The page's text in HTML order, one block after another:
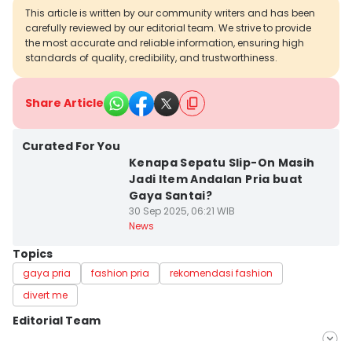
This article is written by our community writers and has been
carefully reviewed by our editorial team. We strive to provide
the most accurate and reliable information, ensuring high
standards of quality, credibility, and trustworthiness.
Share Article
Curated For You
Kenapa Sepatu Slip-On Masih
Jadi Item Andalan Pria buat
Gaya Santai?
30 Sep 2025, 06:21 WIB
News
Topics
gaya pria fashion pria
rekomendasi fashion
divert me
Editorial Team